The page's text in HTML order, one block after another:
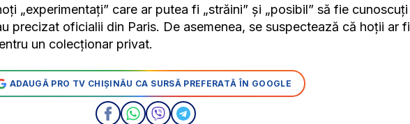
„experimentați” care ar putea fi „străini” și „posibil” să fie cunoscuți
precizat oficialii din Paris. De asemenea, se suspectează că hoții ar fi
un colecționar privat.
ADAUGĂ PRO TV CHIȘINĂU CA SURSĂ PREFERATĂ ÎN GOOGLE